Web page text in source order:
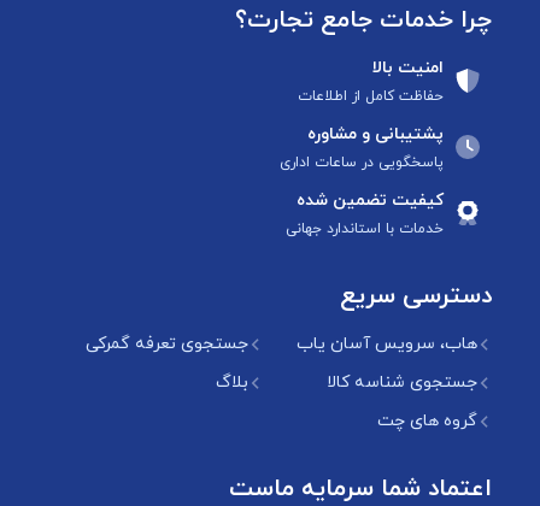
چرا خدمات جامع تجارت؟
امنیت بالا
حفاظت کامل از اطلاعات
پشتیبانی و مشاوره
پاسخگویی در ساعات اداری
کیفیت تضمین شده
خدمات با استاندارد جهانی
دسترسی سریع
هاب، سرویس آسان یاب
جستجوی تعرفه گمرکی
جستجوی شناسه کالا
بلاگ
گروه های چت
اعتماد شما سرمایه ماست